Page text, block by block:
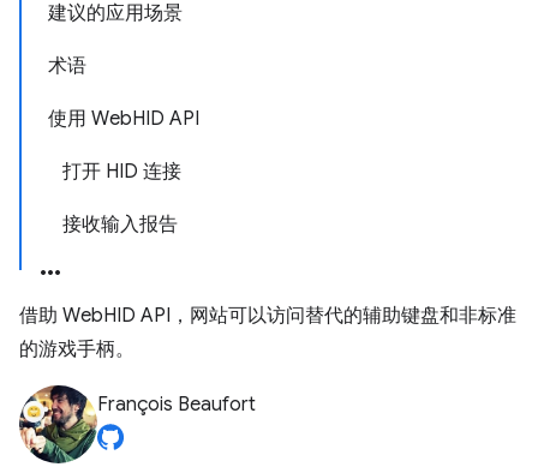
建议的应用场景
术语
使用 WebHID API
打开 HID 连接
接收输入报告
借助 WebHID API，网站可以访问替代的辅助键盘和非标准
的游戏手柄。
François Beaufort